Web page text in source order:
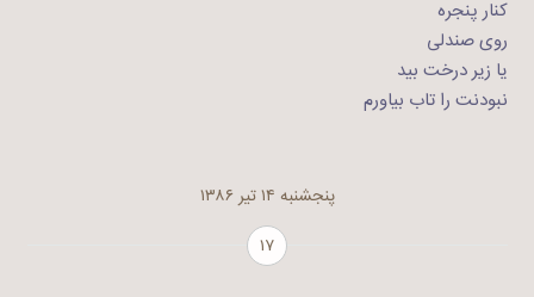
کنار پنجره
روی صندلی
یا زیر درخت بید
نبودنت را تاب بیاورم
پنجشنبه ۱۴ تیر ۱۳۸۶
۱۷